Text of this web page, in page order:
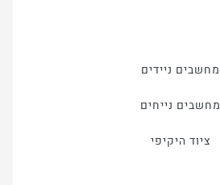
מחשבים ניידים
מחשבים נייחים
ציוד היקיפי